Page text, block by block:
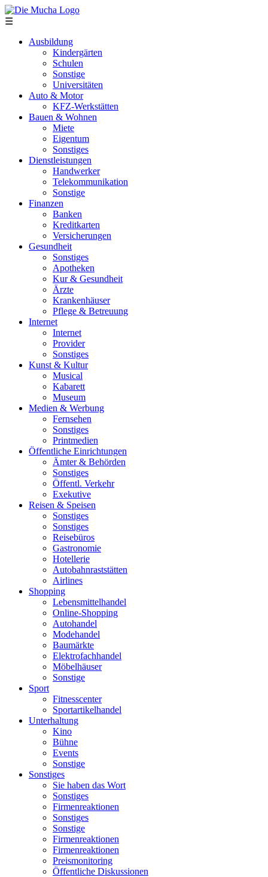
Direkt zum Inhalt
☰
Ausbildung
Kindergärten
Schulen
Sonstige
Universitäten
Auto & Motor
KFZ-Werkstätten
Bauen & Wohnen
Miete
Eigentum
Sonstiges
Dienstleistungen
Handwerker
Telekommunikation
Sonstige
Finanzen
Banken
Kreditkarten
Versicherungen
Gesundheit
Sonstiges
Apotheken
Kur & Gesundheit
Ärzte
Krankenhäuser
Pflege & Betreuung
Internet
Internet
Provider
Sonstiges
Kunst & Kultur
Musical
Kabarett
Museum
Medien & Werbung
Fernsehen
Sonstiges
Printmedien
Öffentliche Einrichtungen
Ämter & Behörden
Sonstiges
Öffentl. Verkehr
Exekutive
Reisen & Speisen
Sonstiges
Sonstiges
Reisebüros
Gastronomie
Hotellerie
Autobahnraststätten
Airlines
Shopping
Lebensmittelhandel
Online-Shopping
Autohandel
Modehandel
Baumärkte
Elektrofachhandel
Möbelhäuser
Sonstige
Sport
Fitnesscenter
Sportartikelhandel
Unterhaltung
Kino
Bühne
Events
Sonstige
Sonstiges
Sie haben das Wort
Sonstiges
Firmenreaktionen
Sonstiges
Sonstige
Firmenreaktionen
Firmenreaktionen
Preismonitoring
Öffentliche Diskussionen